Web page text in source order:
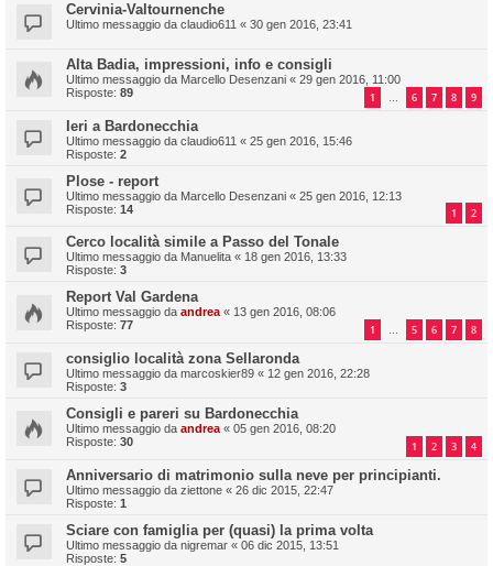
Cervinia-Valtournenche
Ultimo messaggio da claudio611 « 30 gen 2016, 23:41
Alta Badia, impressioni, info e consigli
Ultimo messaggio da Marcello Desenzani « 29 gen 2016, 11:00
Risposte: 89 1 … 6 7 8 9
Ieri a Bardonecchia
Ultimo messaggio da claudio611 « 25 gen 2016, 15:46
Risposte: 2
Plose - report
Ultimo messaggio da Marcello Desenzani « 25 gen 2016, 12:13
Risposte: 14 1 2
Cerco località simile a Passo del Tonale
Ultimo messaggio da Manuelita « 18 gen 2016, 13:33
Risposte: 3
Report Val Gardena
Ultimo messaggio da andrea « 13 gen 2016, 08:06
Risposte: 77 1 … 5 6 7 8
consiglio località zona Sellaronda
Ultimo messaggio da marcoskier89 « 12 gen 2016, 22:28
Risposte: 3
Consigli e pareri su Bardonecchia
Ultimo messaggio da andrea « 05 gen 2016, 08:20
Risposte: 30 1 2 3 4
Anniversario di matrimonio sulla neve per principianti.
Ultimo messaggio da ziettone « 26 dic 2015, 22:47
Risposte: 1
Sciare con famiglia per (quasi) la prima volta
Ultimo messaggio da nigremar « 06 dic 2015, 13:51
Risposte: 5